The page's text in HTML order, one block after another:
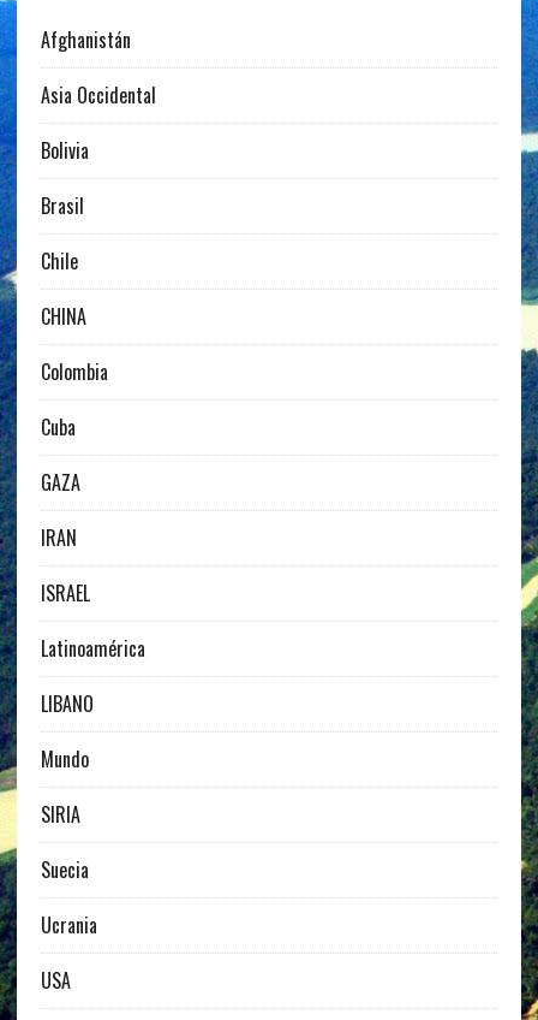
Afghanistán
Asia Occidental
Bolivia
Brasil
Chile
CHINA
Colombia
Cuba
GAZA
IRAN
ISRAEL
Latinoamérica
LIBANO
Mundo
SIRIA
Suecia
Ucrania
USA